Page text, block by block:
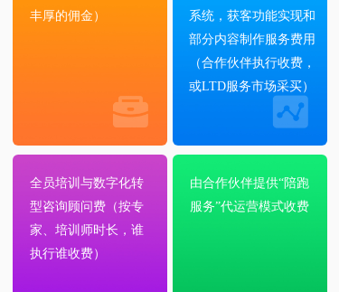
丰厚的佣金）
系统，获客功能实现和
部分内容制作服务费用
（合作伙伴执行收费，
或LTD服务市场采买）
全员培训与数字化转
型咨询顾问费（按专
家、培训师时长，谁
执行谁收费）
由合作伙伴提供“陪跑
服务”代运营模式收费